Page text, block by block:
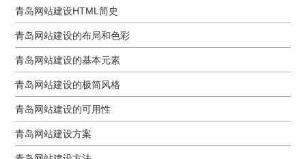
青岛网站建设HTML简史
青岛网站建设的布局和色彩
青岛网站建设的基本元素
青岛网站建设的极简风格
青岛网站建设的可用性
青岛网站建设方案